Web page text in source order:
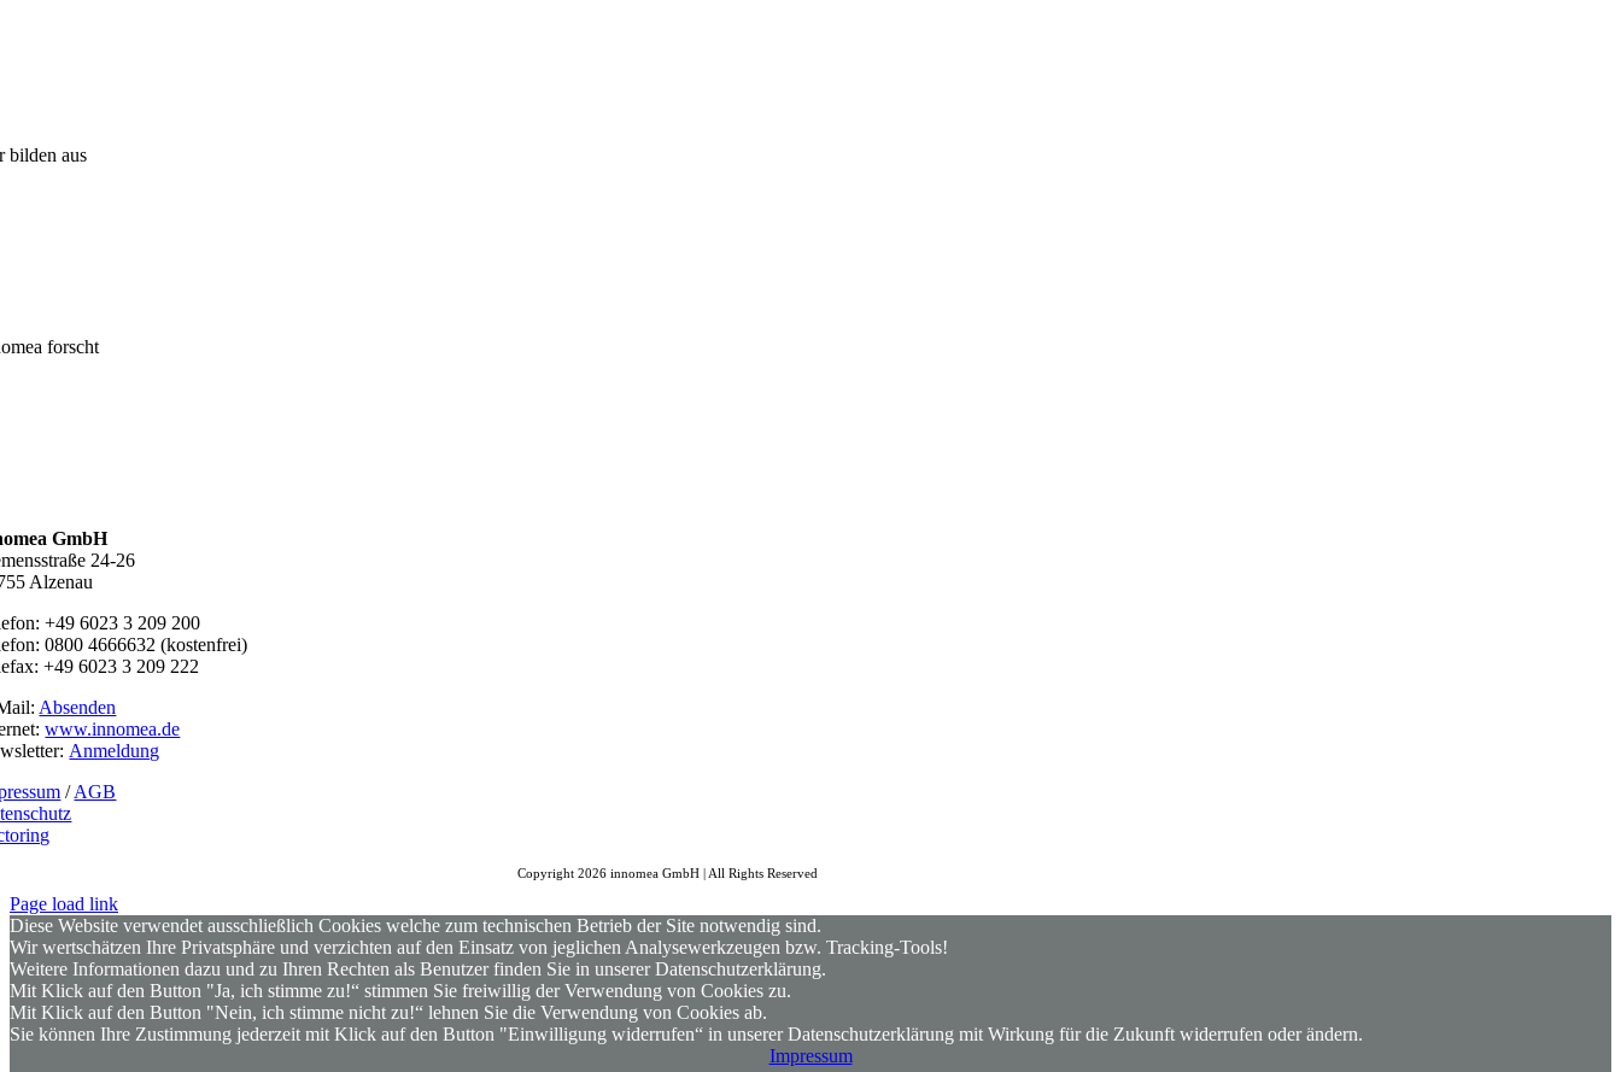
bilden aus
forscht
GmbH
24-26
Alzenau
+49 6023 3 209 200
0800 4666632 (kostenfrei)
+49 6023 3 209 222
Absenden
www.innomea.de
Anmeldung
/AGB
Copyright 2026 innomea GmbH | All Rights Reserved
Page load link
Diese Website verwendet ausschließlich Cookies welche zum technischen Betrieb der Site notwendig sind.
Wir wertschätzen Ihre Privatsphäre und verzichten auf den Einsatz von jeglichen Analysewerkzeugen bzw. Tracking-Tools!
Weitere Informationen dazu und zu Ihren Rechten als Benutzer finden Sie in unserer Datenschutzerklärung.
Mit Klick auf den Button "Ja, ich stimme zu!“ stimmen Sie freiwillig der Verwendung von Cookies zu.
Mit Klick auf den Button "Nein, ich stimme nicht zu!“ lehnen Sie die Verwendung von Cookies ab.
Sie können Ihre Zustimmung jederzeit mit Klick auf den Button "Einwilligung widerrufen“ in unserer Datenschutzerklärung mit Wirkung für die Zukunft widerrufen oder ändern.
Impressum